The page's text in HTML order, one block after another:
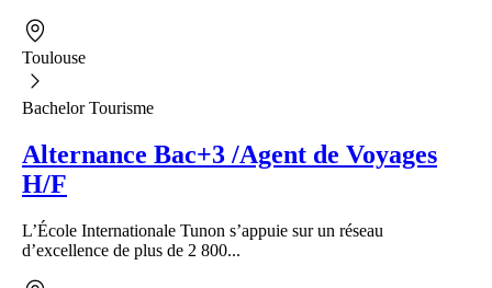
Toulouse
Bachelor Tourisme
Alternance Bac+3 /Agent de Voyages
H/F
L’École Internationale Tunon s’appuie sur un réseau
d’excellence de plus de 2 800...